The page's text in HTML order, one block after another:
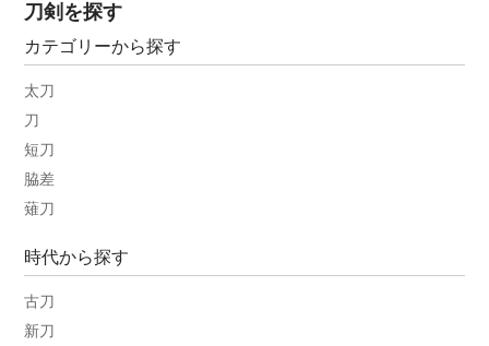
刀剣を探す
カテゴリーから探す
太刀
刀
短刀
脇差
薙刀
時代から探す
古刀
新刀